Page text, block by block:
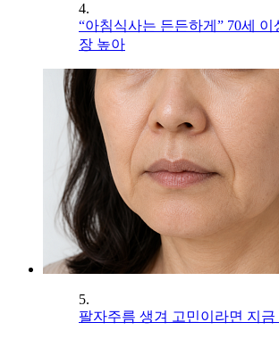
4.
“아침식사는 든든하게” 70세
장 높아
5.
팔자주름 생겨 고민이라면 지금